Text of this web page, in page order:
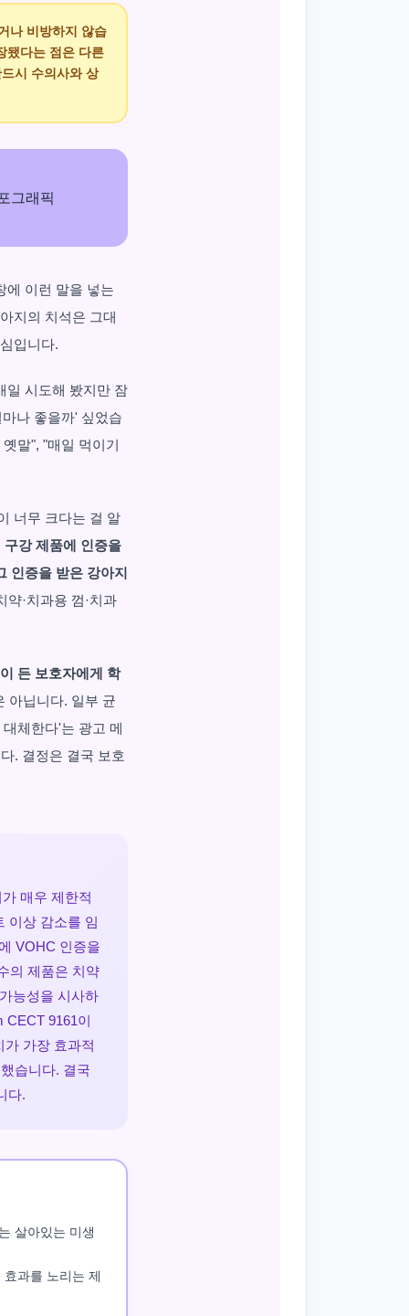
나 비방하지 않습
됐다는 점은 다른
시 수의사와 상
에 이런 말을 넣는
지의 치석은 그대
입니다.
일 시도해 봤지만 잠
나 좋을까' 싶었습
말", "매일 먹이기
너무 크다는 걸 알
강 제품에 인증을
인증을 받은 강아지
·치과용 껌·치과
든 보호자에게 학
아닙니다. 일부 균
체한다'는 광고 메
. 결정은 결국 보호
매우 제한적
이상 감소를 임
VOHC 인증을
의 제품은 치약
능성을 시사하
9161이
가장 효과적
습니다. 결국
다.
살아있는 미생
과를 노리는 제